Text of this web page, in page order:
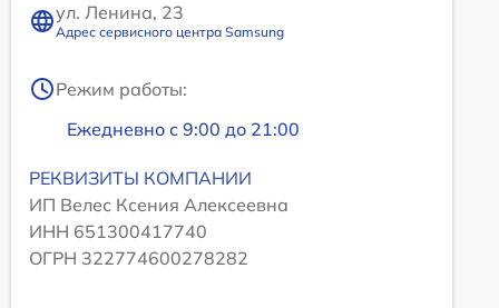
ул. Ленина, 23
Адрес сервисного центра Samsung
Режим работы:
Ежедневно с 9:00 до 21:00
РЕКВИЗИТЫ КОМПАНИИ
ИП Велес Ксения Алексеевна
ИНН 651300417740
ОГРН 322774600278282